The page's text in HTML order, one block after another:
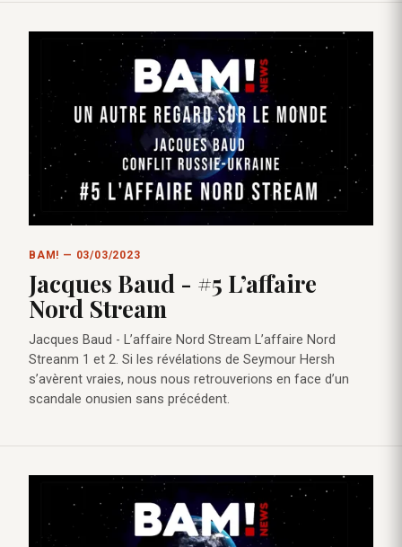
BAM! — 03/03/2023
Jacques Baud - #5 L’affaire
Nord Stream
Jacques Baud - L’affaire Nord Stream L’affaire Nord
Streanm 1 et 2. Si les révélations de Seymour Hersh
s’avèrent vraies, nous nous retrouverions en face d’un
scandale onusien sans précédent.